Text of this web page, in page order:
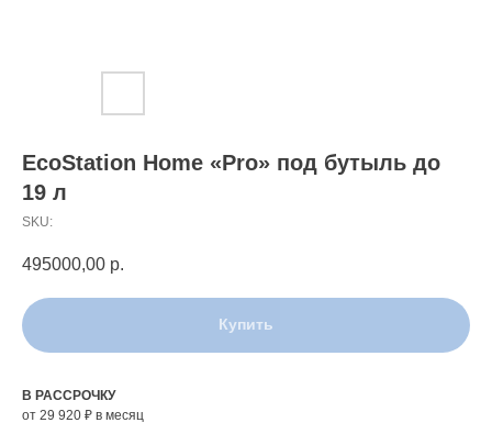
EcoStation Home «Pro» под бутыль до
19 л
SKU:
495000,00 р.
Купить
В РАССРОЧКУ
от 29 920 ₽ в месяц